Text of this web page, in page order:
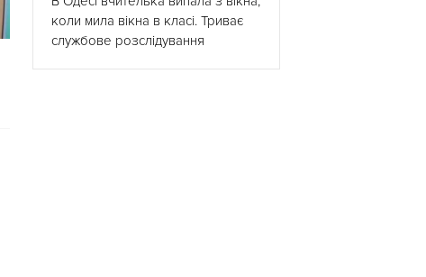
коли мила вікна в класі. Триває
службове розслідування